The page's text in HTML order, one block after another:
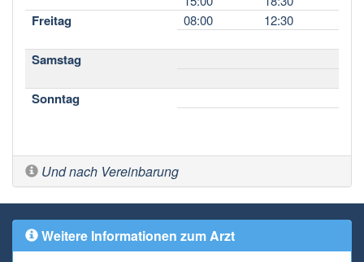
Freitag 08:00 12:30
Samstag
Sonntag
Und nach Vereinbarung
Weitere Informationen zum Arzt